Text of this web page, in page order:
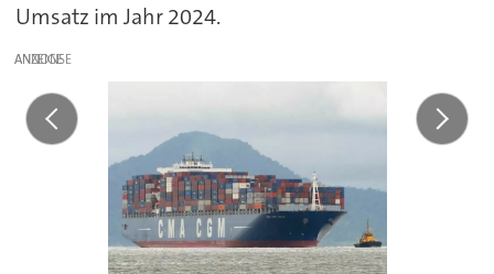
Umsatz im Jahr 2024.
ANZEIGE